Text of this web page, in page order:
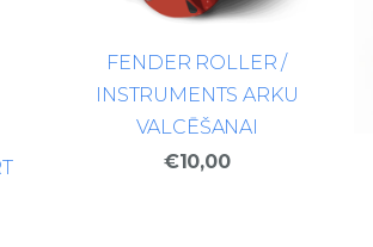
FENDER ROLLER /
INSTRUMENTS ARKU
VALCĒŠANAI
€10,00